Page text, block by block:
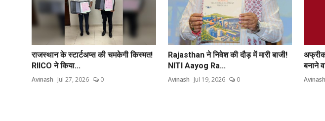
राजस्थान के स्टार्टअप्स की चमकेगी किस्मत!
RIICO ने किया...
Avinash Jul 27, 2026 0
Rajasthan ने निवेश की दौड़ में मारी बाजी!
NITI Aayog Ra...
Avinash Jul 19, 2026 0
बनाने
Avinash